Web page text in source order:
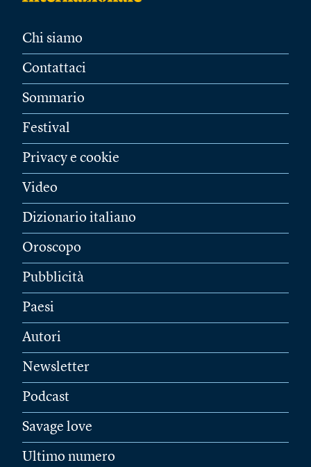
Chi siamo
Contattaci
Sommario
Festival
Privacy e cookie
Video
Dizionario italiano
Oroscopo
Pubblicità
Paesi
Autori
Newsletter
Podcast
Savage love
Ultimo numero